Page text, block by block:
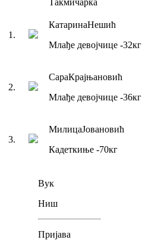
1 .
КатаринаНешић
Млађе девојчице -32кг
2.
СараКрајњановић
Млађе девојчице -36кг
3.
МилицаЈовановић
Кадеткиње -70кг
Вук
Ниш
Пријава